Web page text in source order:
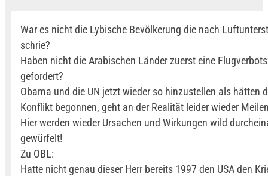
War es nicht die Lybische Bevölkerung die nach
schrie?
Haben nicht die Arabischen Länder zuerst eine
gefordert?
Obama und die UN jetzt wieder so hinzustellen als hätten
Konflikt begonnen, geht an der Realität leider wieder
Hier werden wieder Ursachen und Wirkungen wild
gewürfelt!
Zu OBL:
Hatte nicht genau dieser Herr bereits 1997 den USA den